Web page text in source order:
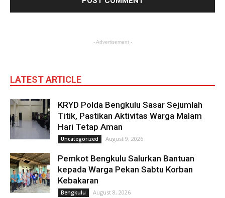
- Advertisement -
LATEST ARTICLE
KRYD Polda Bengkulu Sasar Sejumlah
Titik, Pastikan Aktivitas Warga Malam
Hari Tetap Aman
Uncategorized August 9, 2026
Pemkot Bengkulu Salurkan Bantuan
kepada Warga Pekan Sabtu Korban
Kebakaran
Bengkulu August 8, 2026